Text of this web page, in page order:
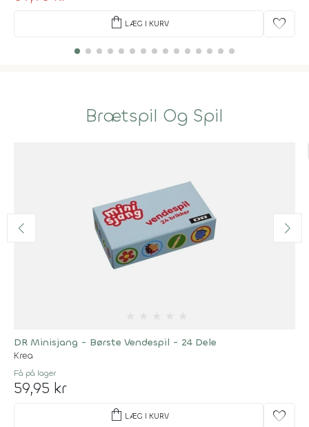
shopping_bag LÆG I KURV favorite
Brætspil Og Spil
DR Minisjang - Børste Vendespil - 24 Dele
Krea
Få på lager
59,95 kr
shopping_bag LÆG I KURV favorite